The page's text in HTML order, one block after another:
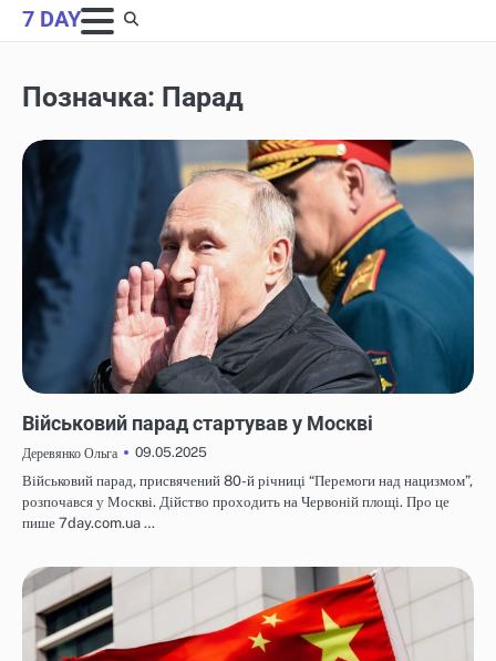
Skip
to
7 DAY
Позначка: Парад
Військовий парад стартував у Москві
Деревянко Ольга
09.05.2025
Військовий парад, присвячений 80-й річниці “Перемоги над нацизмом”,
розпочався у Москві. Дійство проходить на Червоній площі. Про це
пише 7day.com.ua …